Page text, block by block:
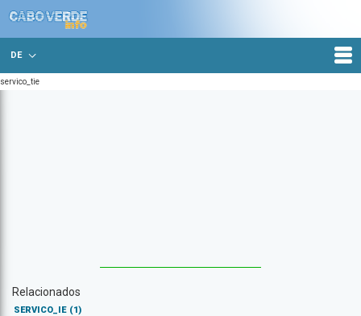
DE
servico_tie
Relacionados
SERVICO_IE (1)